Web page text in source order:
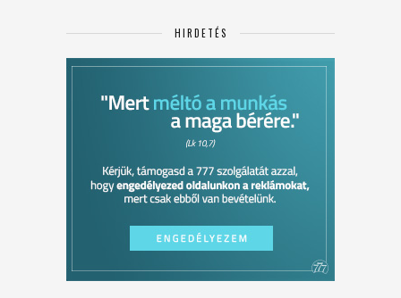
HIRDETÉS